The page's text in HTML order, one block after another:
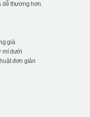
dễ thương hơn.
già
mí dưới
đơn giản